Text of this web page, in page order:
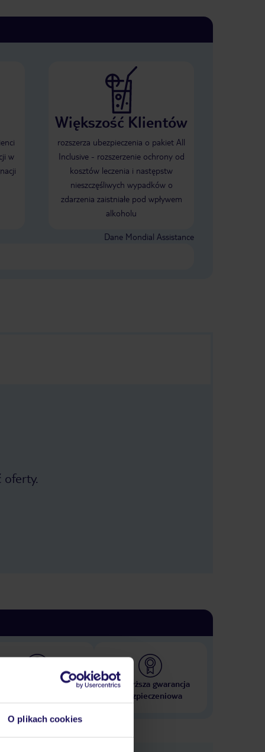
O plikach cookies
w
Większość Klientów
rozszerza ubezpieczenia o pakiet All
Inclusive - rozszerzenie ochrony od
kosztów leczenia i następstw
nieszczęśliwych wypadków o
zdarzenia zaistniałe pod wpływem
alkoholu
Dane Mondial Assistance
oferty.
000 hoteli w ponad 50
Najwyższa gwarancja
ubezpieczeniowa